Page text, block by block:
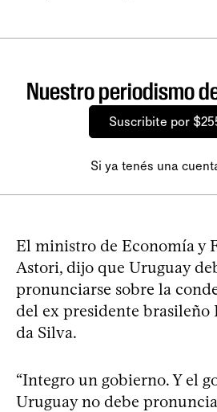
Nuestro periodismo
Suscribite por
Si ya tenés una
El ministro de Economía y
Astori, dijo que Uruguay
pronunciarse sobre la
del ex presidente
da Silva.
“Integro un gobierno. Y el
Uruguay no debe